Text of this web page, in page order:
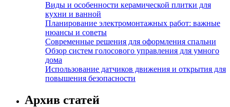
Виды и особенности керамической плитки для
кухни и ванной
Планирование электромонтажных работ: важные
нюансы и советы
Современные решения для оформления спальни
Обзор систем голосового управления для умного
дома
Использование датчиков движения и открытия для
повышения безопасности
Архив статей